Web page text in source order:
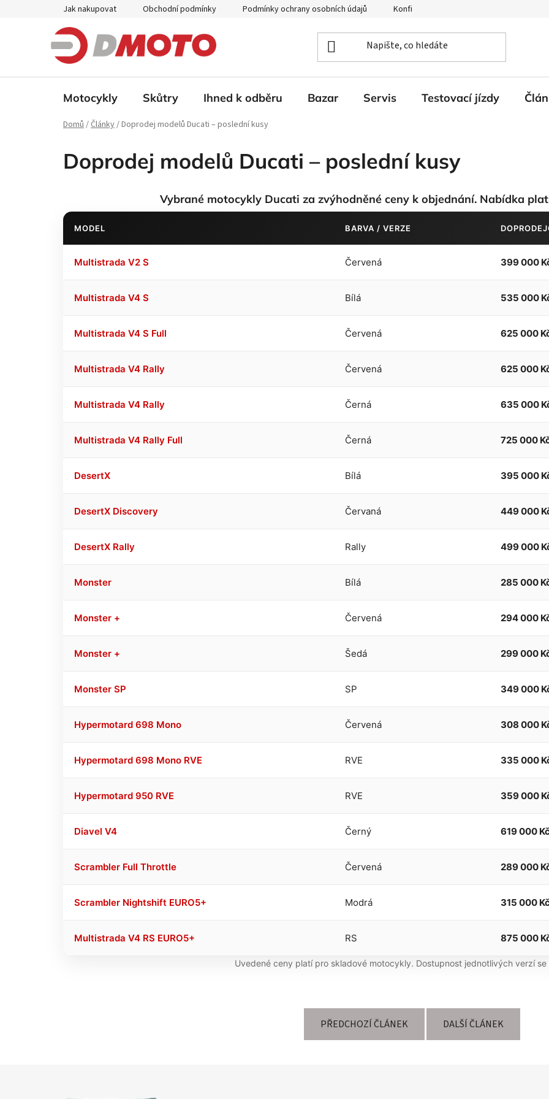
Jak nakupovat Obchodní podmínky Podmínky ochrany osobních údajů Konfigurátor Ducati
Motocykly Skůtry Ihned k odběru Bazar Servis Testovací jízdy
Domů/Články/Doprodej modelů Ducati – poslední kusy
Doprodej modelů Ducati – poslední kusy
Vybrané motocykly Ducati za zvýhodněné ceny k objednání. Nabídka
MODEL BARVA / VERZE
Multistrada V2 S Červená 399 000
Multistrada V4 S Bílá 535 000
Multistrada V4 S Full Červená 625 000
Multistrada V4 Rally Červená 625 000
Multistrada V4 Rally Černá 635 000
Multistrada V4 Rally Full Černá 725 000
DesertX Bílá 395 000
DesertX Discovery Červaná 449 000
DesertX Rally Rally 499 000
Monster Bílá 285 000
Monster + Červená 294 000
Monster + Šedá 299 000
Monster SP SP 349 000
Hypermotard 698 Mono Červená 308 000
Hypermotard 698 Mono RVE RVE 335 000
Hypermotard 950 RVE RVE 359 000
Diavel V4 Černý 619 000
Scrambler Full Throttle Červená 289 000
Scrambler Nightshift EURO5+ Modrá 315 000
Multistrada V4 RS EURO5+ RS 875 000
Uvedené ceny platí pro skladové motocykly. Dostupnost jednotlivých verzí se
PŘEDCHOZÍ ČLÁNEK DALŠÍ ČLÁNEK